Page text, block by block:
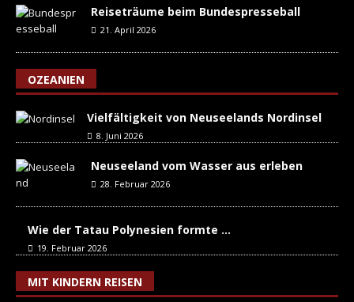
Reiseträume beim Bundespresseball
21. April 2026
OZEANIEN
Vielfältigkeit von Neuseelands Nordinsel
8. Juni 2026
Neuseeland vom Wasser aus erleben
28. Februar 2026
Wie der Tatau Polynesien formte …
19. Februar 2026
MIT KINDERN REISEN